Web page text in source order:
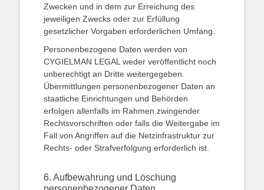
Zwecken und in dem zur Erreichung des
jeweiligen Zwecks oder zur Erfüllung
gesetzlicher Vorgaben erforderlichen Umfang.
Personenbezogene Daten werden von
CYGIELMAN LEGAL weder veröffentlicht noch
unberechtigt an Dritte weitergegeben.
Übermittlungen personenbezogener Daten an
staatliche Einrichtungen und Behörden
erfolgen allenfalls im Rahmen zwingender
Rechtsvorschriften oder falls die Weitergabe im
Fall von Angriffen auf die Netzinfrastruktur zur
Rechts- oder Strafverfolgung erforderlich ist.
6. Aufbewahrung und Löschung